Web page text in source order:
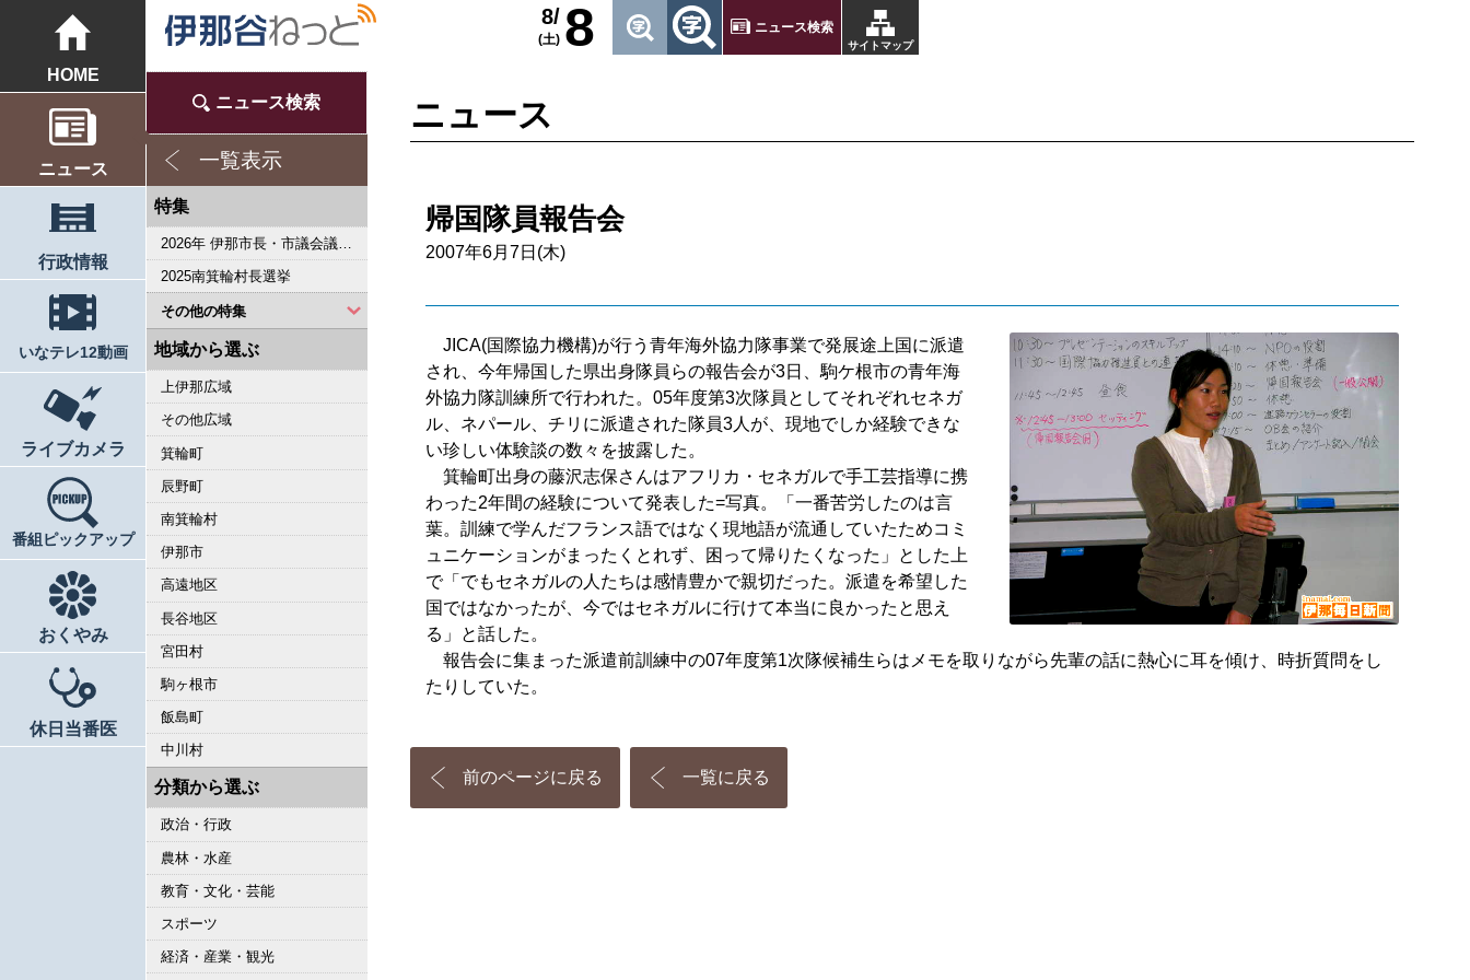
サイトマップ
ニュース検索
8
8/
(土)
HOME
ニュース
行政情報
いなテレ12動画
ライブカメラ
番組ピックアップ
おくやみ
休日当番医
ニュース検索
一覧表示
特集
2026年 伊那市長・市議会議員選挙
2025南箕輪村長選挙
その他の特集
2023県議会議員選挙
2022箕輪町長選挙
2019県議会議員選挙
2018伊那市長選・市議選
桜シリーズ2018
桜シリーズ2017
2015県議会議員選挙
2014箕輪町長選挙
2014伊那市長選・市議選
桜シリーズ2014
カメラリポート
上伊那 医師不足問題
新ごみ中間処理施設
伊那市長・市議選
朝の学舎
記者室
伊那谷1年365人
輝く経営者～その後
花ロマン
伝承 上伊那の50年
駒ヶ根市長選挙
2007年 県議会議員選挙
権兵衛トンネル開通1周年
豪雨被害
新伊那市誕生へ
伊那谷 耐震強度偽装問題
2005年衆院選
その他
地域から選ぶ
上伊那広域
その他広域
箕輪町
辰野町
南箕輪村
伊那市
高遠地区
長谷地区
宮田村
駒ヶ根市
飯島町
中川村
分類から選ぶ
政治・行政
農林・水産
教育・文化・芸能
スポーツ
経済・産業・観光
ニュース
帰国隊員報告会
2007年6月7日(木)
JICA(国際協力機構)が行う青年海外協力隊事業で発展途上国に派遣
され、今年帰国した県出身隊員らの報告会が3日、駒ケ根市の青年海
外協力隊訓練所で行われた。05年度第3次隊員としてそれぞれセネガ
ル、ネパール、チリに派遣された隊員3人が、現地でしか経験できな
い珍しい体験談の数々を披露した。
箕輪町出身の藤沢志保さんはアフリカ・セネガルで手工芸指導に携
わった2年間の経験について発表した=写真。「一番苦労したのは言
葉。訓練で学んだフランス語ではなく現地語が流通していたためコミ
ュニケーションがまったくとれず、困って帰りたくなった」とした上
で「でもセネガルの人たちは感情豊かで親切だった。派遣を希望した
国ではなかったが、今ではセネガルに行けて本当に良かったと思え
る」と話した。
報告会に集まった派遣前訓練中の07年度第1次隊候補生らはメモを取りながら先輩の話に熱心に耳を傾け、時折質問をし
たりしていた。
前のページに戻る 一覧に戻る